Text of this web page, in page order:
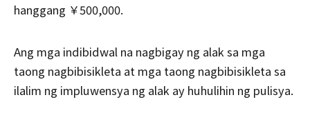
hanggang ￥500,000.
Ang mga indibidwal na nagbigay ng alak sa mga
taong nagbibisikleta at mga taong nagbibisikleta sa
ilalim ng impluwensya ng alak ay huhulihin ng pulisya.